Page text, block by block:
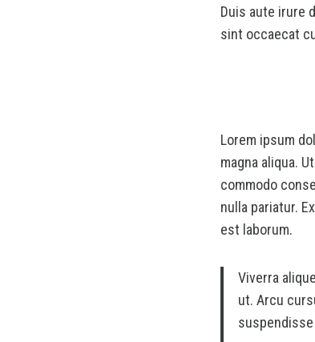
Duis aute irure
sint occaecat
Lorem ipsum
magna aliqua.
commodo
nulla pariatur.
est laborum.
Viverra
ut. Arcu